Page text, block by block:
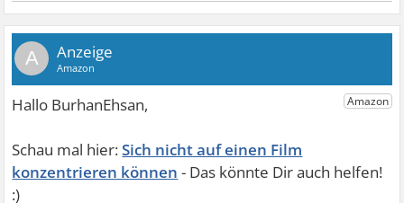
A
Sich nicht auf einen Film
konzentrieren können